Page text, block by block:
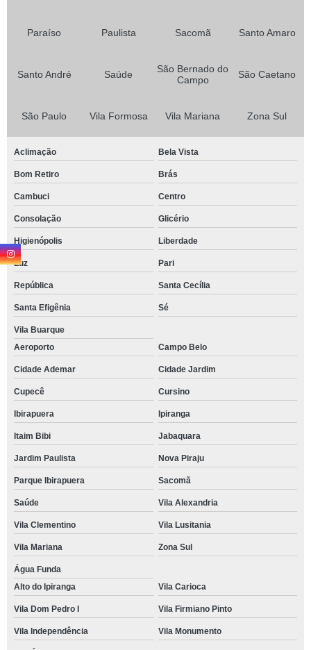
Paraíso Paulista Sacomã Santo Amaro
Santo André Saúde
São Bernado do
Campo
São Caetano
São Paulo Vila Formosa Vila Mariana Zona Sul
Aclimação Bela Vista
Bom Retiro Brás
Cambuci Centro
Consolação Glicério
Higienópolis Liberdade
Luz Pari
República Santa Cecília
Santa Efigênia Sé
Vila Buarque
Aeroporto
Campo Belo
Cidade Ademar Cidade Jardim
Cupecê Cursino
Ibirapuera Ipiranga
Itaim Bibi Jabaquara
Jardim Paulista Nova Piraju
Parque Ibirapuera Sacomã
Saúde Vila Alexandria
Vila Clementino Vila Lusitania
Vila Mariana Zona Sul
Água Funda
Alto do Ipiranga
Vila Carioca
Vila Dom Pedro I Vila Firmiano Pinto
Vila Independência Vila Monumento